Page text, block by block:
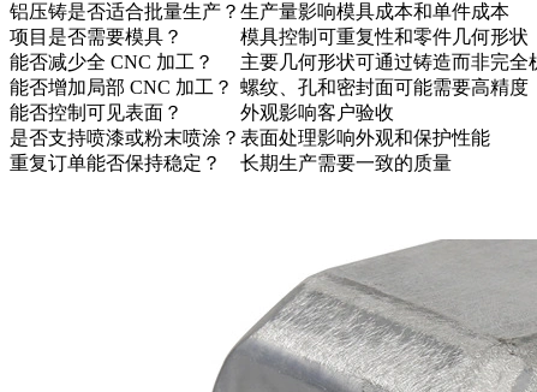
铝压铸是否适合批量生产？ 生产量影响模具成本和单件成本
项目是否需要模具？
模具控制可重复性和零件几何形状
能否减少全 CNC 加工？
主要几何形状可通过铸造而非完全
能否增加局部 CNC 加工？ 螺纹、孔和密封面可能需要高精度
能否控制可见表面？
外观影响客户验收
是否支持喷漆或粉末喷涂？ 表面处理影响外观和保护性能
重复订单能否保持稳定？
长期生产需要一致的质量